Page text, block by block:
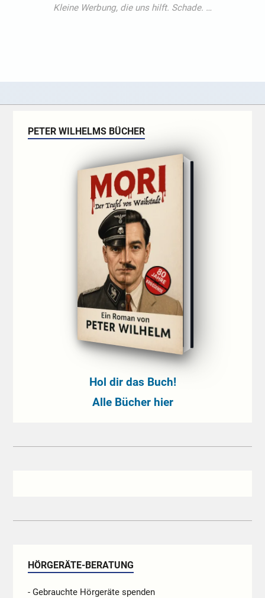
PETER WILHELMS BÜCHER
Hol dir das Buch!
Alle Bücher hier
HÖRGERÄTE-BERATUNG
- Gebrauchte Hörgeräte spenden